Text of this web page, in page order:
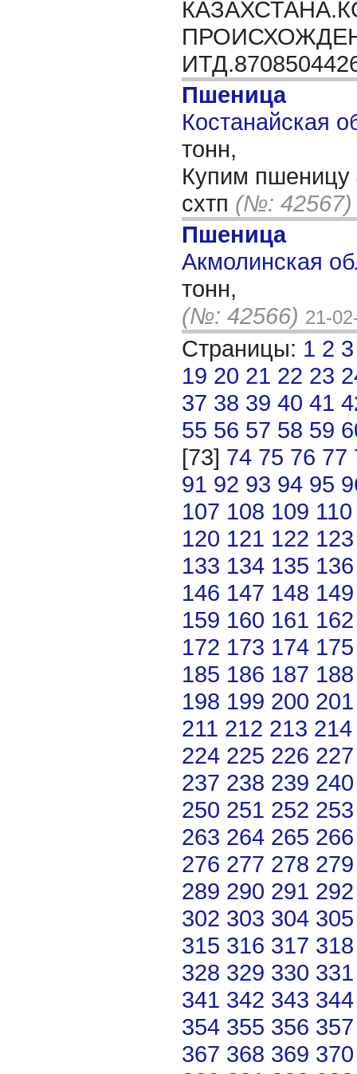
Пшеница
Костанайская
тонн,
Купим пшеницу
схтп (№: 42567)
Пшеница
Акмолинская
тонн,
(№: 42566) 21-
Страницы: 1 2 3
19 20 21 22 23
37 38 39 40 41
55 56 57 58 59
[73] 74 75 76 77
91 92 93 94 95
107 108 109 110
120 121 122 123
133 134 135 136
146 147 148 149
159 160 161 162
172 173 174 175
185 186 187 188
198 199 200 201
211 212 213 214
224 225 226 227
237 238 239 240
250 251 252 253
263 264 265 266
276 277 278 279
289 290 291 292
302 303 304 305
315 316 317 318
328 329 330 331
341 342 343 344
354 355 356 357
367 368 369 370